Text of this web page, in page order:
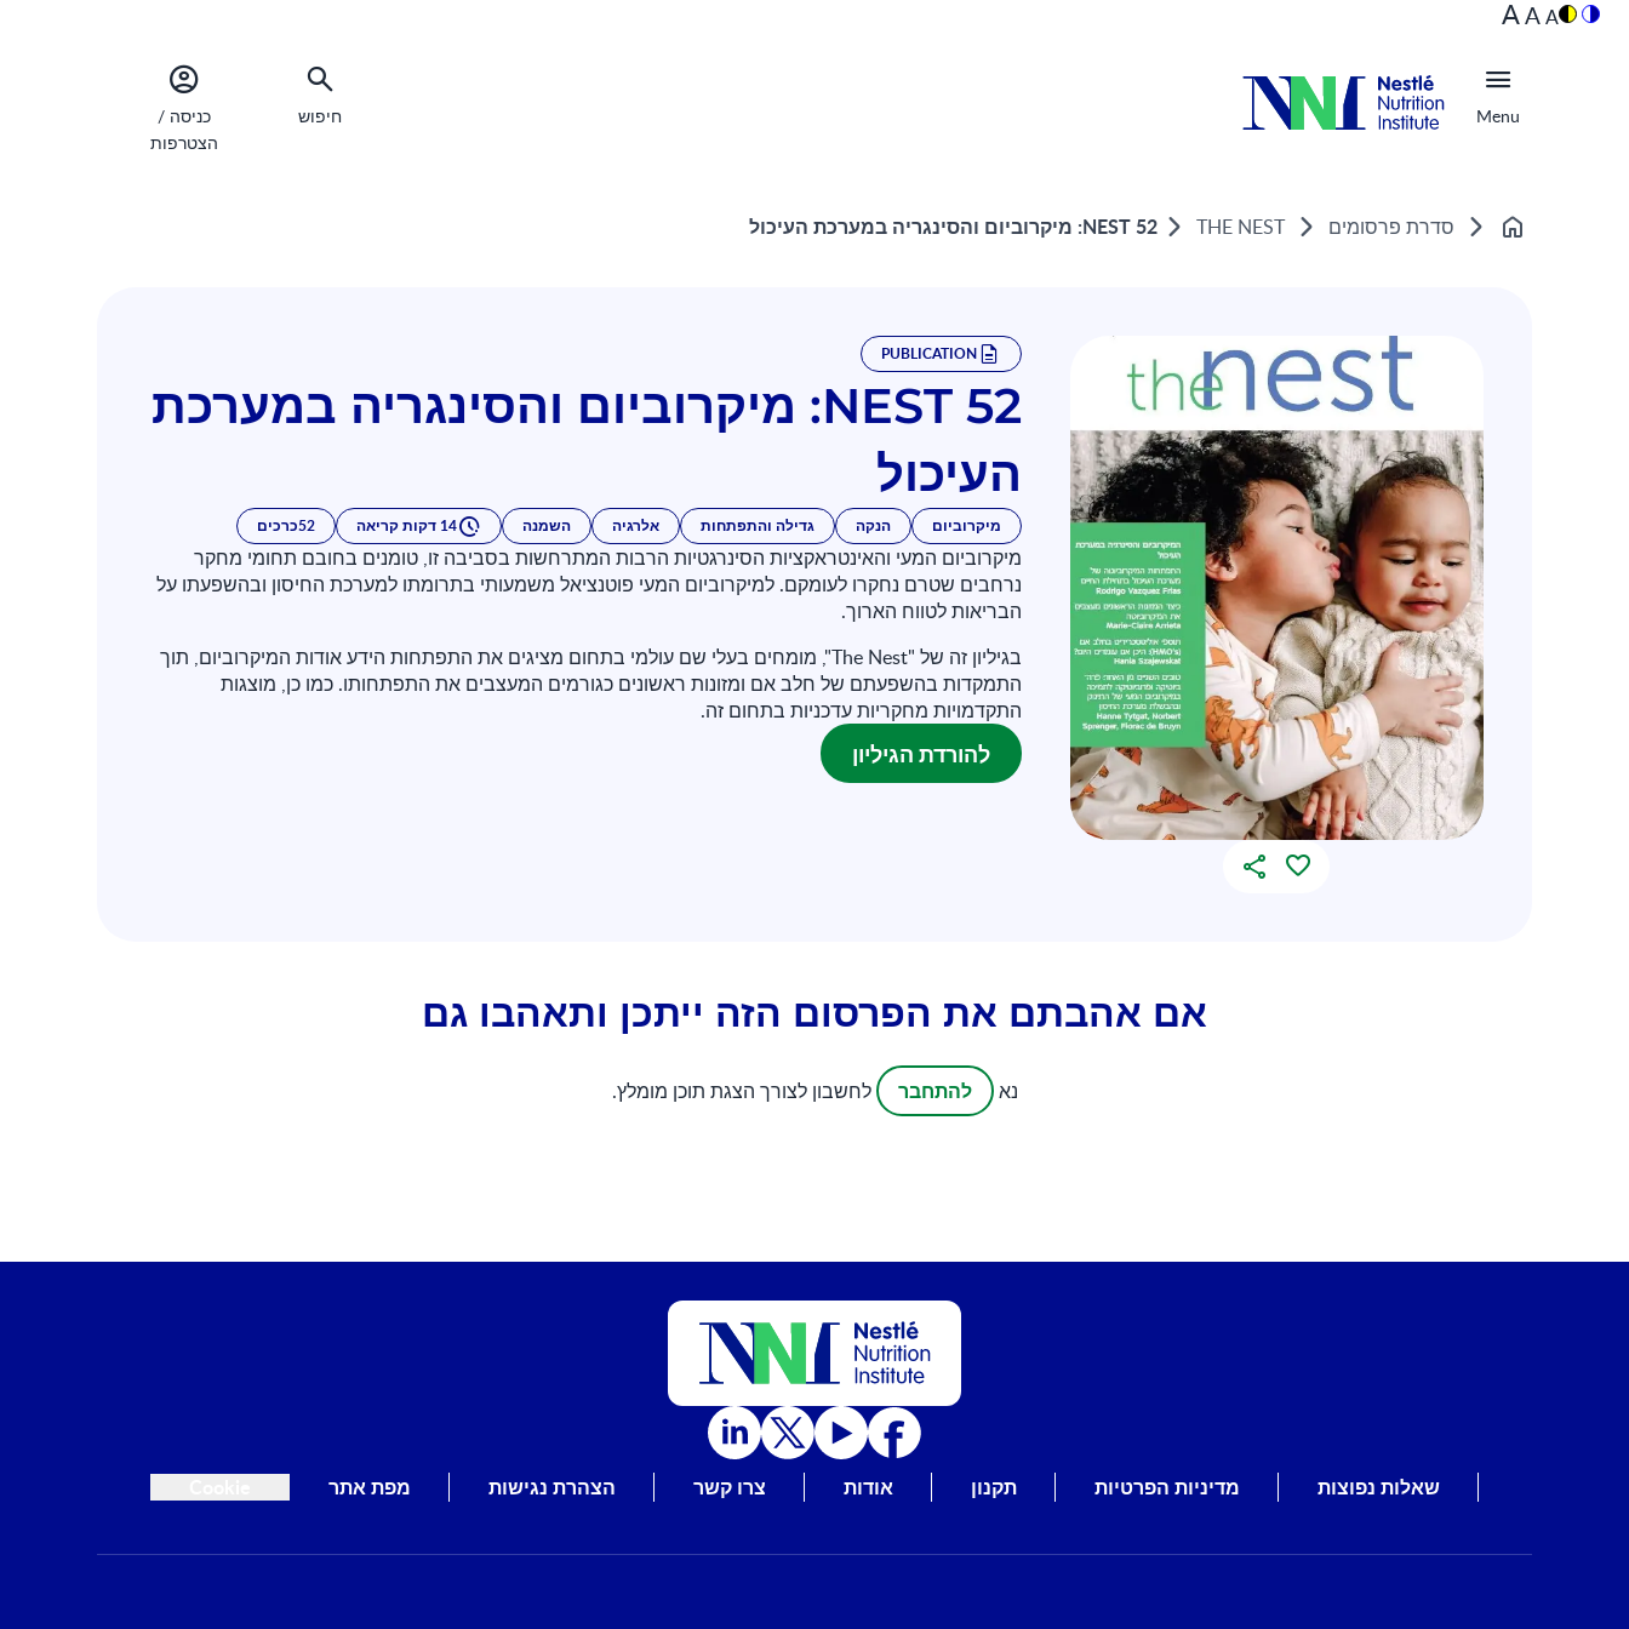
A
A
A
Menu חיפוש
כניסה /
הצטרפות
Home סדרת פרסומים THE NEST NEST 52: מיקרוביום והסינגריה במערכת העיכול
PUBLICATION
NEST 52: מיקרוביום והסינגריה במערכת
העיכול
מיקרוביום הנקה גדילה והתפתחות אלרגיה השמנה 14 דקות קריאה 52כרכים
מיקרוביום המעי והאינטראקציות הסינרגטיות הרבות המתרחשות בסביבה זו, טומנים בחובם תחומי מחקר
נרחבים שטרם נחקרו לעומקם. למיקרוביום המעי פוטנציאל משמעותי בתרומתו למערכת החיסון ובהשפעתו על
הבריאות לטווח הארוך.
בגיליון זה של "The Nest", מומחים בעלי שם עולמי בתחום מציגים את התפתחות הידע אודות המיקרוביום, תוך
התמקדות בהשפעתם של חלב אם ומזונות ראשונים כגורמים המעצבים את התפתחותו. כמו כן, מוצגות
התקדמויות מחקריות עדכניות בתחום זה.
להורדת הגיליון
אם אהבתם את הפרסום הזה ייתכן ותאהבו גם
נא להתחבר לחשבון לצורך הצגת תוכן מומלץ.
שאלות נפוצות מדיניות הפרטיות תקנון אודות צרו קשר הצהרת נגישות מפת אתר